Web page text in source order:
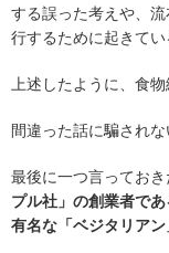
する誤った考えや、
行するために起きてい
上述したように、食物
間違った話に騙されな
最後に一つ言っておき
プル社」の創業者で
有名な「ベジタリアン